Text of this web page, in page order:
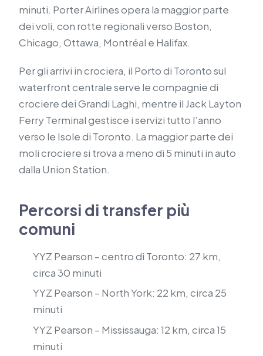
minuti. Porter Airlines opera la maggior parte
dei voli, con rotte regionali verso Boston,
Chicago, Ottawa, Montréal e Halifax.
Per gli arrivi in crociera, il Porto di Toronto sul
waterfront centrale serve le compagnie di
crociere dei Grandi Laghi, mentre il Jack Layton
Ferry Terminal gestisce i servizi tutto l’anno
verso le Isole di Toronto. La maggior parte dei
moli crociere si trova a meno di 5 minuti in auto
dalla Union Station.
Percorsi di transfer più
comuni
YYZ Pearson – centro di Toronto: 27 km,
circa 30 minuti
YYZ Pearson – North York: 22 km, circa 25
minuti
YYZ Pearson – Mississauga: 12 km, circa 15
minuti